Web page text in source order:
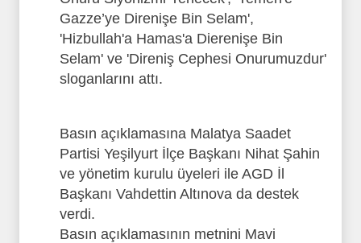
Gazze’ye Direnişe Bin Selam',
'Hizbullah'a Hamas'a Dierenişe Bin
Selam' ve 'Direniş Cephesi Onurumuzdur'
sloganlarını attı.
Basın açıklamasına Malatya Saadet
Partisi Yeşilyurt İlçe Başkanı Nihat Şahin
ve yönetim kurulu üyeleri ile AGD İl
Başkanı Vahdettin Altınova da destek
verdi.
Basın açıklamasının metnini Mavi